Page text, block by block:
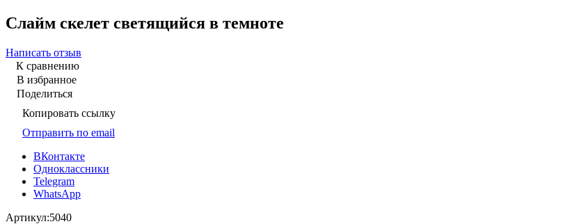
Слайм скелет светящийся в темноте
Написать отзыв
К сравнению
В избранное
Поделиться
Копировать ссылку
Отправить по email
ВКонтакте
Одноклассники
Telegram
WhatsApp
Артикул:5040